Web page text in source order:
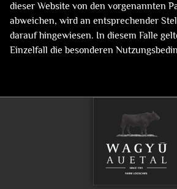
dieser Website von den vorgenannten
abweichen, wird an entsprechender
darauf hingewiesen. In diesem Falle
Einzelfall die besonderen